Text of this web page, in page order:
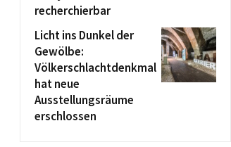
recherchierbar
Licht ins Dunkel der
Gewölbe:
Völkerschlachtdenkmal
hat neue
Ausstellungsräume
erschlossen